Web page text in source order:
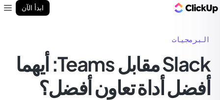
ابدأ الآن
البرمجيات
Slack مقابل Teams: أيهما
أفضل أداة تعاون أفضل؟